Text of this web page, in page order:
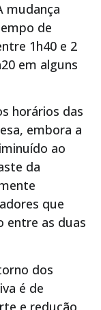
mudança
de
1h40 e 2
em alguns
horários das
embora a
ao
da
que
entre as duas
dos
é de
e redução